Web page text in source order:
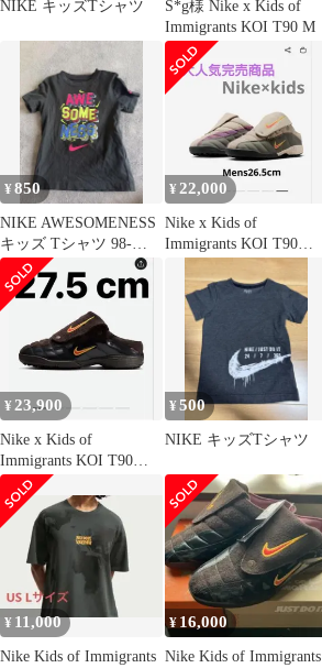
NIKE キッズTシャツ
S*g様 Nike x Kids of
Immigrants KOI T90 M
¥850
NIKE AWESOMENESS
キッズ Tシャツ 98-
104cm
¥ 22,000
Nike x Kids of
Immigrants KOI T90
¥23,900
Nike x Kids of
Immigrants KOI T90
Mule
¥500
NIKE キッズTシャツ
¥ 11,000
Nike Kids of Immigrants
¥ 16,000
Nike Kids of Immigrants